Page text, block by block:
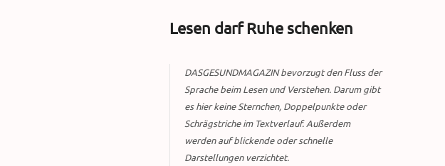
Lesen darf Ruhe schenken
DASGESUNDMAGAZIN bevorzugt den Fluss der
Sprache beim Lesen und Verstehen. Darum gibt
es hier keine Sternchen, Doppelpunkte oder
Schrägstriche im Textverlauf. Außerdem
werden auf blickende oder schnelle
Darstellungen verzichtet.